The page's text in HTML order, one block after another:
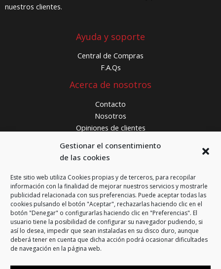
Gestionar el consentimiento
de las cookies
Este sitio web utiliza Cookies propias y de terceros, para recopilar
información con la finalidad de mejorar nuestros servicios y mostrarle
publicidad relacionada con sus preferencias. Puede aceptar todas las
cookies pulsando el botón "Aceptar", rechazarlas haciendo clic en el
botón "Denegar" o configurarlas haciendo clic en "Preferencias". El
usuario tiene la posibilidad de configurar su navegador pudiendo, si
así lo desea, impedir que sean instaladas en su disco duro, aunque
deberá tener en cuenta que dicha acción podrá ocasionar dificultades
de navegación en la página web.
nuestros clientes.
Ayuda y soporte
Central de Compras
F.A.Qs
Acerca de nosotros
Contacto
Nosotros
Opiniones de clientes
¿Donde estamos?
Carrer de Bunyola, 16
08016 Barcelona
Teléfono:933 59 75 20
WhatsApp:644 60 75 20
online@fcssoluciones.com